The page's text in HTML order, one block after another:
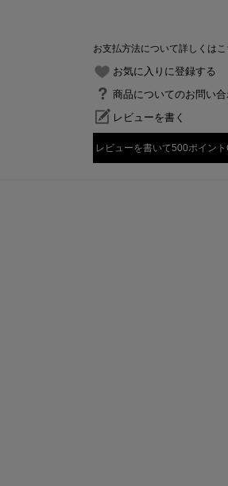
お支払方法について詳しくはこ
お気に入りに登録する
商品についてのお問い
レビューを書く
レビューを書いて500ポイント